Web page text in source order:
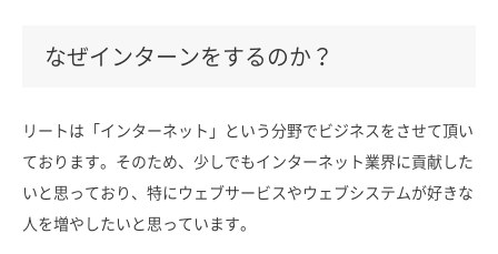
なぜインターンをするのか？
リートは「インターネット」という分野でビジネスをさせて頂い
ております。そのため、少しでもインターネット業界に貢献した
いと思っており、特にウェブサービスやウェブシステムが好きな
人を増やしたいと思っています。